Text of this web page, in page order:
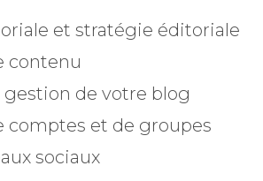
et stratégie éditoriale
contenu
gestion de votre blog
comptes et de groupes
sociaux